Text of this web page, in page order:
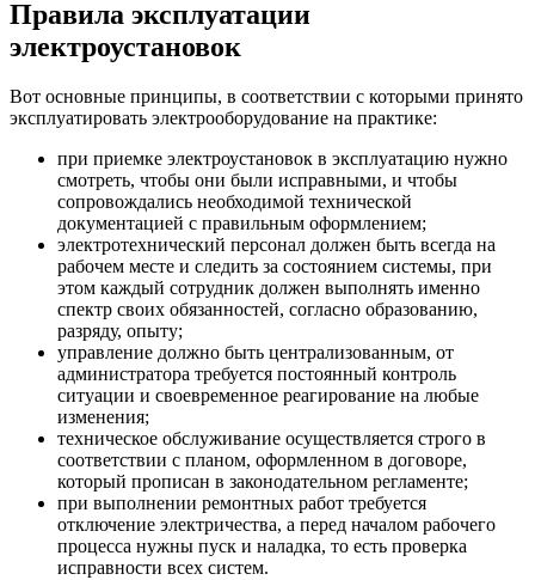
Правила эксплуатации
электроустановок
Вот основные принципы, в соответствии с которыми принято
эксплуатировать электрооборудование на практике:
при приемке электроустановок в эксплуатацию нужно
смотреть, чтобы они были исправными, и чтобы
сопровождались необходимой технической
документацией с правильным оформлением;
электротехнический персонал должен быть всегда на
рабочем месте и следить за состоянием системы, при
этом каждый сотрудник должен выполнять именно
спектр своих обязанностей, согласно образованию,
разряду, опыту;
управление должно быть централизованным, от
администратора требуется постоянный контроль
ситуации и своевременное реагирование на любые
изменения;
техническое обслуживание осуществляется строго в
соответствии с планом, оформленном в договоре,
который прописан в законодательном регламенте;
при выполнении ремонтных работ требуется
отключение электричества, а перед началом рабочего
процесса нужны пуск и наладка, то есть проверка
исправности всех систем.